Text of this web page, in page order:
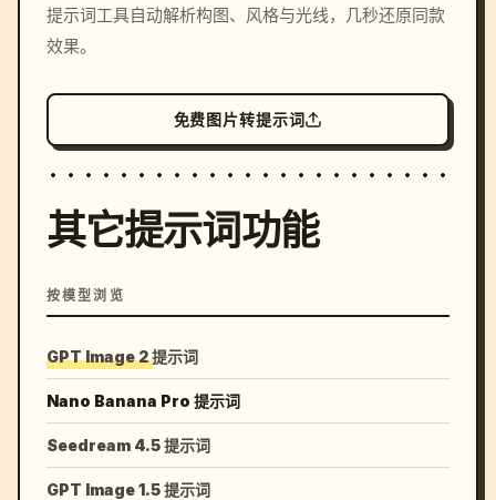
colors, 8k --v 6.0
提示词工具自动解析构图、风格与光线，几秒还原同款
效果。
免费图片转提示词
其它提示词功能
按模型浏览
GPT Image 2 提示词
Nano Banana Pro 提示词
Seedream 4.5 提示词
GPT Image 1.5 提示词